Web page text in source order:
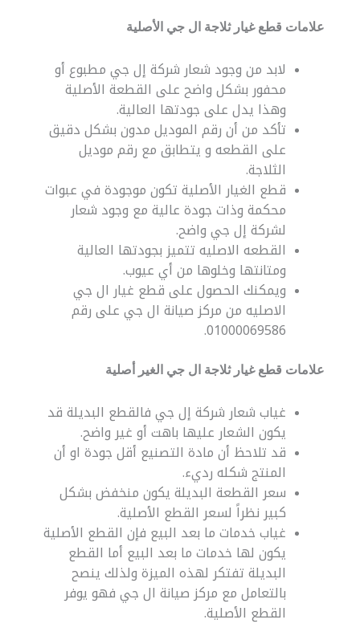
علامات قطع غيار ثلاجة ال جي الأصلية
لابد من وجود شعار شركة إل جي مطبوع أو
محفور بشكل واضح على القطعة الأصلية
وهذا يدل على جودتها العالية.
تأكد من أن رقم الموديل مدون بشكل دقيق
على القطعه و يتطابق مع رقم موديل
الثلاجة.
قطع الغيار الأصلية تكون موجودة في عبوات
محكمة وذات جودة عالية مع وجود شعار
لشركة إل جي واضح.
القطعه الاصليه تتميز بجودتها العالية
ومتانتها وخلوها من أي عيوب.
ويمكنك الحصول على قطع غيار ال جي
الاصليه من مركز صيانة ال جي على رقم
01000069586.
علامات قطع غيار ثلاجة ال جي الغير أصلية
غياب شعار شركة إل جي فالقطع البديلة قد
يكون الشعار عليها باهت أو غير واضح.
قد تلاحظ أن مادة التصنيع أقل جودة او أن
المنتج شكله رديء.
سعر القطعة البديلة يكون منخفض بشكل
كبير نظراً لسعر القطع الأصلية.
غياب خدمات ما بعد البيع فإن القطع الأصلية
يكون لها خدمات ما بعد البيع أما القطع
البديلة تفتكر لهذه الميزة ولذلك ينصح
بالتعامل مع مركز صيانة ال جي فهو يوفر
القطع الأصلية.